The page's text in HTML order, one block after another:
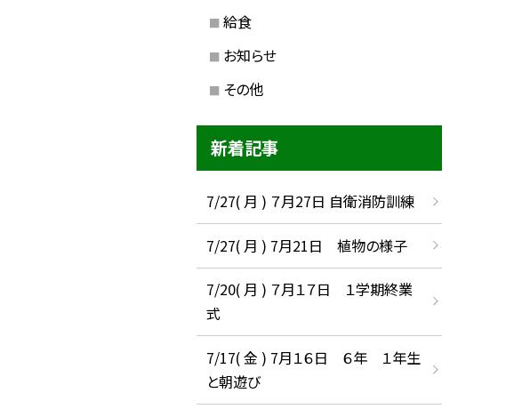
給食
お知らせ
その他
新着記事
7/27( 月 ) ７月27日 自衛消防訓練
7/27( 月 ) 7月21日 植物の様子
7/20( 月 ) ７月１７日 １学期終業
式
7/17( 金 ) 7月１６日 ６年 １年生
と朝遊び